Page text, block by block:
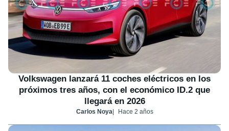
Volkswagen lanzará 11 coches eléctricos en los
próximos tres años, con el económico ID.2 que
llegará en 2026
Carlos Noya Hace 2 años